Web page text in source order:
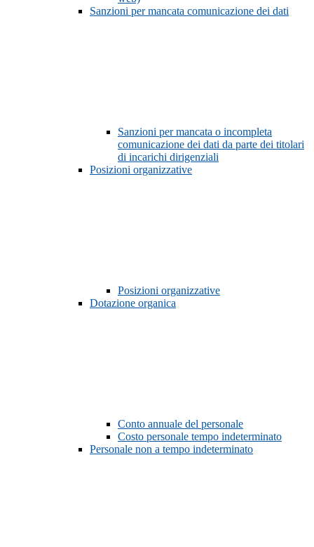
Sanzioni per mancata comunicazione dei dati
Sanzioni per mancata o incompleta
comunicazione dei dati da parte dei titolari
di incarichi dirigenziali
Posizioni organizzative
Posizioni organizzative
Dotazione organica
Conto annuale del personale
Costo personale tempo indeterminato
Personale non a tempo indeterminato